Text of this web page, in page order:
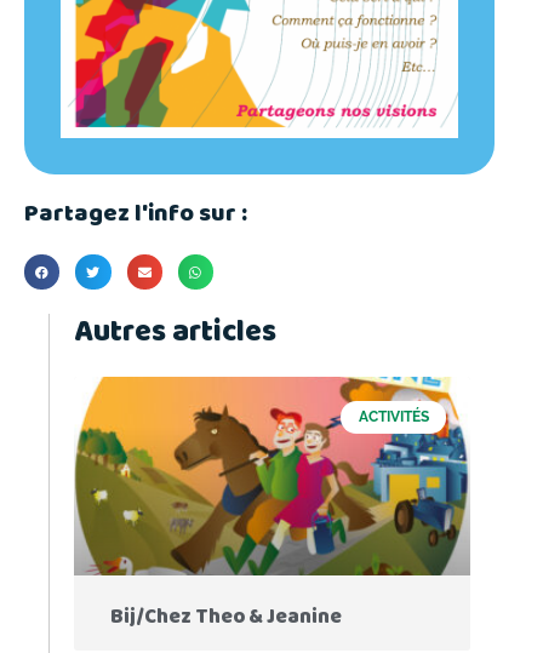
Partagez l'info sur :
Autres articles
ACTIVITÉS
Bij/Chez Theo & Jeanine